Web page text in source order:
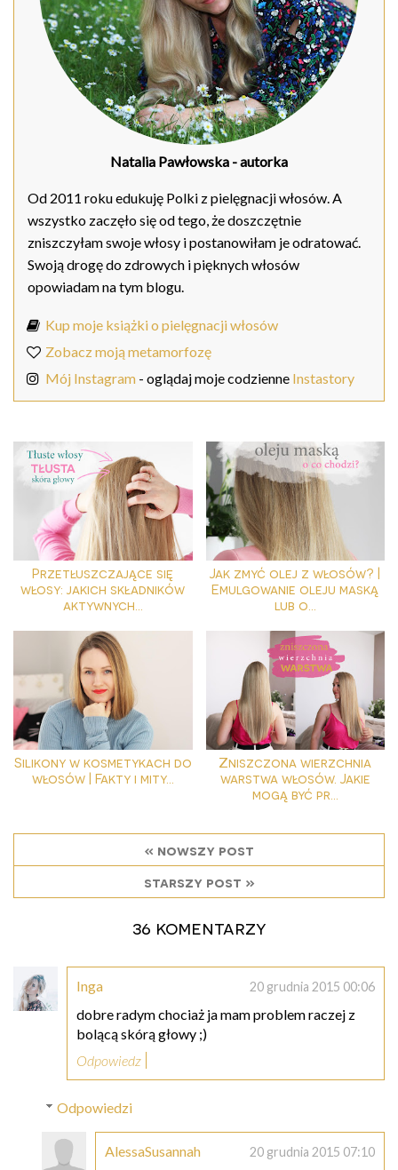
Natalia Pawłowska - autorka
Od 2011 roku edukuję Polki z pielęgnacji włosów. A
wszystko zaczęło się od tego, że doszczętnie
zniszczyłam swoje włosy i postanowiłam je odratować.
Swoją drogę do zdrowych i pięknych włosów
opowiadam na tym blogu.
Kup moje książki o pielęgnacji włosów
Zobacz moją metamorfozę
Mój Instagram - oglądaj moje codzienne Instastory
Przetłuszczające się
włosy: jakich składników
aktywnych...
Jak zmyć olej z włosów? |
Emulgowanie oleju maską
lub o...
Silikony w kosmetykach do
włosów | Fakty i mity...
Zniszczona wierzchnia
warstwa włosów. Jakie
mogą być pr...
« nowszy post
starszy post »
36 komentarzy
Inga 20 grudnia 2015 00:06
dobre radym chociaż ja mam problem raczej z
bolącą skórą głowy ;)
Odpowiedz
Odpowiedzi
AlessaSusannah 20 grudnia 2015 07:10